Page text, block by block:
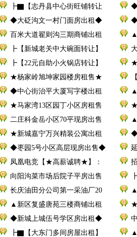
┣▇【志丹县中心街旺铺转让 ◆
◆大砭沟文一村门面房出租◆ ◆
百米大道翟则沟三期商铺出租
┣【新城老关中大碗面转让】
┣【22元自助小火锅店转让】 ★
★杨家岭旭坤家园楼房租售★
◆中心街治平大厦写字楼出租
★马家湾13区园丁小区房租售 ★
二庄科金岳小区70平现房出售
★新城嘉宁万兴精装公寓出租 ◆
◆枣园5号小区高层现房出售◆
凤凰电竞【★高薪诚聘★】：
向阳沟菜市场后院子平房出售
长庆油田分公司第一采油厂20
▲新区复盛唐苑三楼商铺出租 ★
◆新城上城伍号学区房出租◆
┣▇【大东门多间房屋出租】